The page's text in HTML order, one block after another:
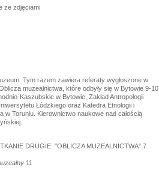
ze zdjęciami
Tym razem zawiera referaty wygłoszone w
muzealnictwa, które odbyły się w Bytowie 9-10
Kaszubskie w Bytowie, Zakład Antropologii
Łódzkiego oraz Katedra Etnologii i
w Toruniu. Kierownictwo naukowe nad całością
DRUGIE: "OBLICZA MUZEALNICTWA" 7
11